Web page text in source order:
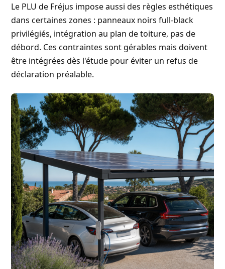
Le PLU de Fréjus impose aussi des règles esthétiques
dans certaines zones : panneaux noirs full-black
privilégiés, intégration au plan de toiture, pas de
débord. Ces contraintes sont gérables mais doivent
être intégrées dès l'étude pour éviter un refus de
déclaration préalable.